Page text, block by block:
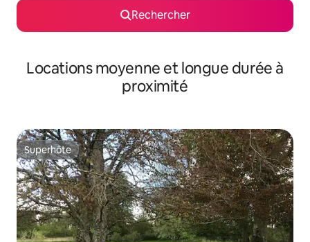
Rechercher
Locations moyenne et longue durée à
proximité
Superhôte
Superhôte